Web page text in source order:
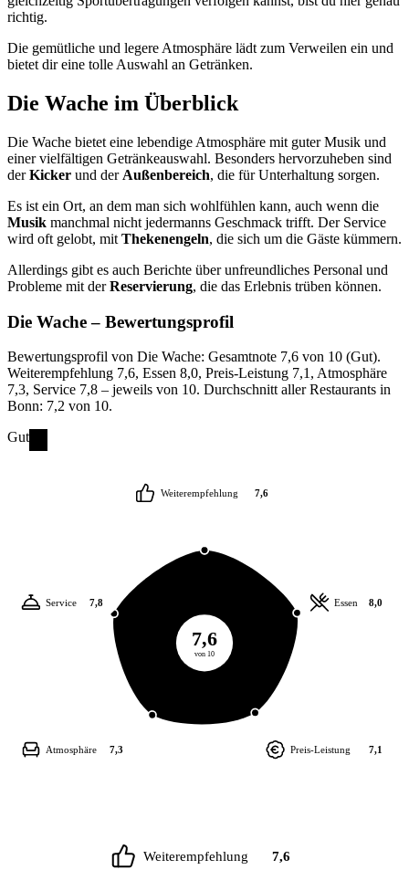
richtig.
Die gemütliche und legere Atmosphäre lädt zum Verweilen ein und
bietet dir eine tolle Auswahl an Getränken.
Die Wache im Überblick
Die Wache bietet eine lebendige Atmosphäre mit guter Musik und
einer vielfältigen Getränkeauswahl. Besonders hervorzuheben sind
derKicker und der Außenbereich, die für Unterhaltung sorgen.
Es ist ein Ort, an dem man sich wohlfühlen kann, auch wenn die
Musik manchmal nicht jedermanns Geschmack trifft. Der Service
wird oft gelobt, mit Thekenengeln, die sich um die Gäste kümmern.
Allerdings gibt es auch Berichte über unfreundliches Personal und
Probleme mit derReservierung, die das Erlebnis trüben können.
Die Wache– Bewertungsprofil
Bewertungsprofil von Die Wache: Gesamtnote 7,6 von 10 (Gut).
Weiterempfehlung 7,6, Essen 8,0, Preis-Leistung 7,1, Atmosphäre
7,3, Service 7,8 – jeweils von 10. Durchschnitt aller Restaurants in
Bonn: 7,2 von 10.
Gut
7,6
von 10
Weiterempfehlung 7,6
Essen 8,0
Preis-Leistung 7,1
Atmosphäre 7,3
Service 7,8
Weiterempfehlung 7,6